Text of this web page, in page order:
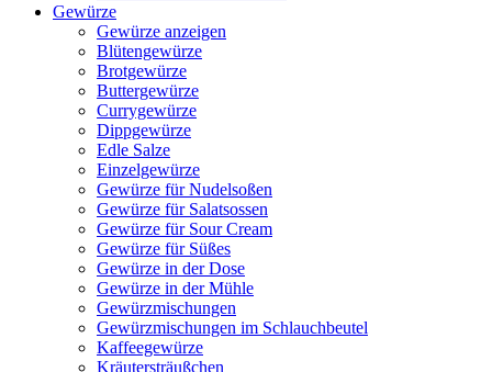
Gewürze
Gewürze anzeigen
Blütengewürze
Brotgewürze
Buttergewürze
Currygewürze
Dippgewürze
Edle Salze
Einzelgewürze
Gewürze für Nudelsoßen
Gewürze für Salatsossen
Gewürze für Sour Cream
Gewürze für Süßes
Gewürze in der Dose
Gewürze in der Mühle
Gewürzmischungen
Gewürzmischungen im Schlauchbeutel
Kaffeegewürze
Kräutersträußchen